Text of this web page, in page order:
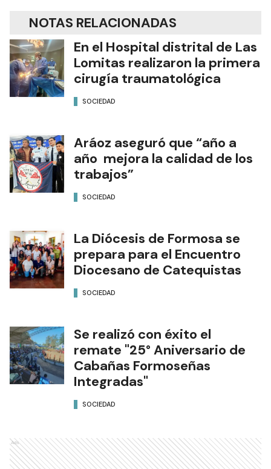
NOTAS RELACIONADAS
En el Hospital distrital de Las
Lomitas realizaron la primera
cirugía traumatológica
SOCIEDAD
Aráoz aseguró que “año a
año mejora la calidad de los
trabajos”
SOCIEDAD
La Diócesis de Formosa se
prepara para el Encuentro
Diocesano de Catequistas
SOCIEDAD
Se realizó con éxito el
remate "25° Aniversario de
Cabañas Formoseñas
Integradas"
SOCIEDAD
Ads